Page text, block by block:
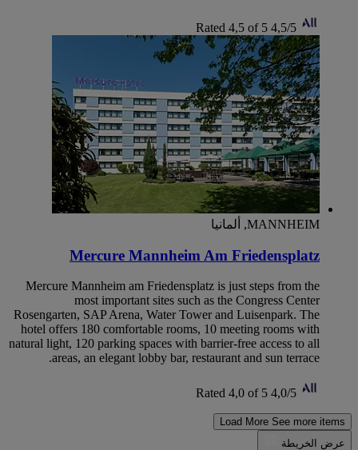
4,5/5
Rated 4,5 of 5
MANNHEIM, ألمانيا
Mercure Mannheim Am Friedensplatz
Mercure Mannheim am Friedensplatz is just steps from the
most important sites such as the Congress Center
Rosengarten, SAP Arena, Water Tower and Luisenpark. The
hotel offers 180 comfortable rooms, 10 meeting rooms with
natural light, 120 parking spaces with barrier-free access to all
areas, an elegant lobby bar, restaurant and sun terrace.
4,0/5
Rated 4,0 of 5
Load More See more items
عرض الخريطة